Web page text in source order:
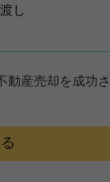
し
動産売却を成功さ